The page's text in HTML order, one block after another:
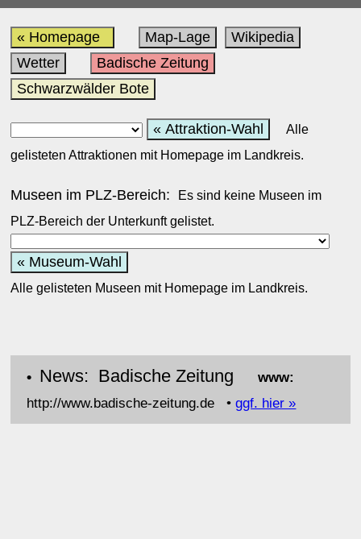
« Homepage Map-Lage
Wikipedia
Wetter
Badische Zeitung
Schwarzwälder Bote
« Attraktion-Wahl
Alle
gelisteten Attraktionen mit Homepage im Landkreis.
Museen im PLZ-Bereich: Es sind keine Museen im
PLZ-Bereich der Unterkunft gelistet.
« Museum-Wahl
Alle gelisteten Museen mit Homepage im Landkreis.
• News: Badische Zeitungwww:
http://www.badische-zeitung.de •ggf. hier »